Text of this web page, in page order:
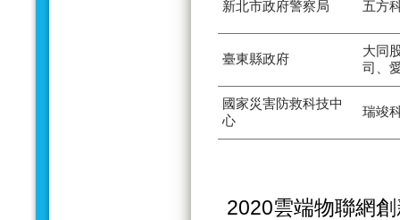
新北市政府警察局 五方
臺東縣政府
大同
司、
國家災害防救科技中
心
瑞竣
2020雲端物聯網